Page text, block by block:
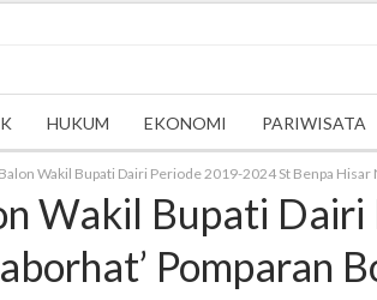
HUKUM EKONOMI PARIWISATA
Balon Wakil Bupati Dairi Periode 2019-2024 St Benpa Hisar
Wakil Bupati
Pomparan